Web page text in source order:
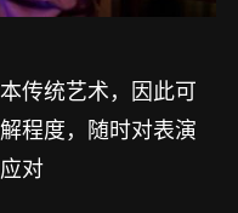
传统艺术，因此可
程度，随时对表演
对